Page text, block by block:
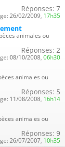
Réponses: 7
26/02/2009, 17h35
animales ou
Réponses: 2
08/10/2008, 06h30
animales ou
Réponses: 5
11/08/2008, 16h14
animales ou
Réponses: 9
26/07/2007, 10h35